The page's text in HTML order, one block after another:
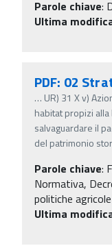
Parole chiave:
Ultima
PDF: 02
… UR) 31 X v)
habitat propizi
salvaguardare il
del patrimonio
Parole chiave:
Normativa,
politiche
Ultima